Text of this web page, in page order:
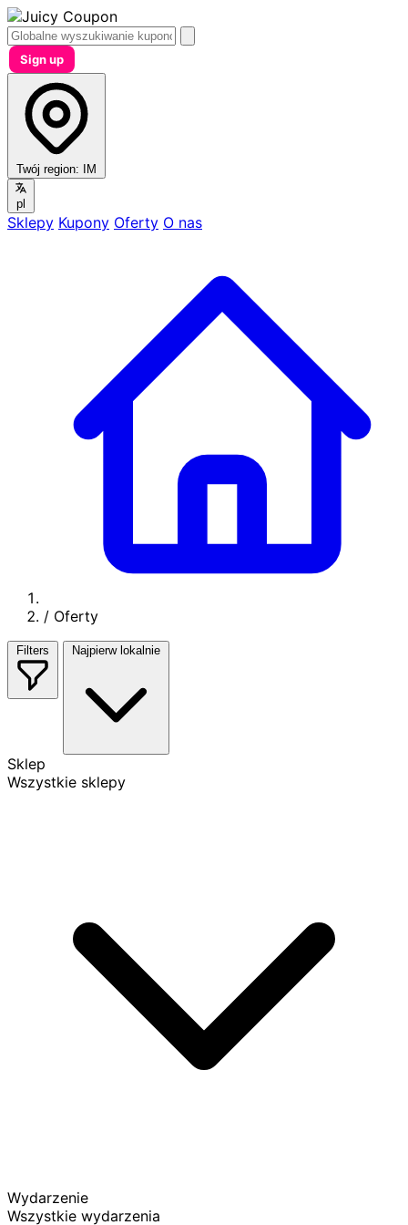
Sign up
Twój region: IM
pl
Sklepy Kupony Oferty O nas
/ Oferty
Filters Najpierw lokalnie
Sklep
Wszystkie sklepy
Wydarzenie
Wszystkie wydarzenia